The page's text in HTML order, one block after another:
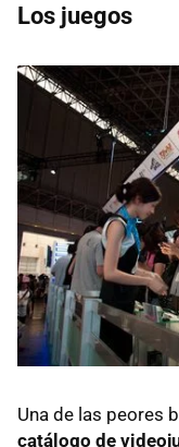
Los juegos
Una de las peores
catálogo de